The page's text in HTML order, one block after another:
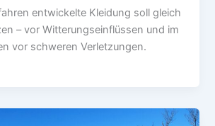
entwickelte Kleidung soll gleich
– vor Witterungseinflüssen und im
vor schweren Verletzungen.